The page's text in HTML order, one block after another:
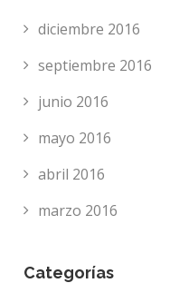
diciembre 2016
septiembre 2016
junio 2016
mayo 2016
abril 2016
marzo 2016
Categorías